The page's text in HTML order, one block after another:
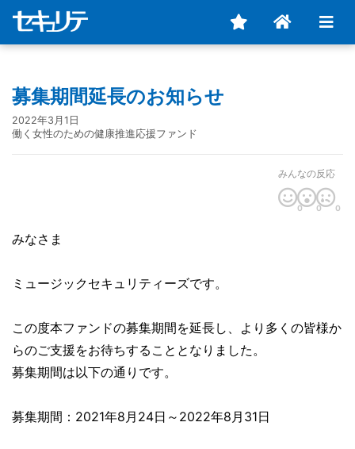
募集期間延長のお知らせ
2022年3月1日
働く女性のための健康推進応援ファンド
みんなの反応
0 0 0
みなさま
ミュージックセキュリティーズです。
この度本ファンドの募集期間を延長し、より多くの皆様か
らのご支援をお待ちすることとなりました。
募集期間は以下の通りです。
募集期間：2021年8月24日～2022年8月31日